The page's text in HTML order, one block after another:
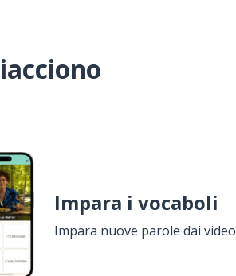
Impara i vocaboli
Impara nuove parole dai video